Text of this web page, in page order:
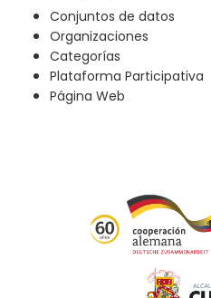
Conjuntos de datos
Organizaciones
Categorías
Plataforma Participativa
Página Web